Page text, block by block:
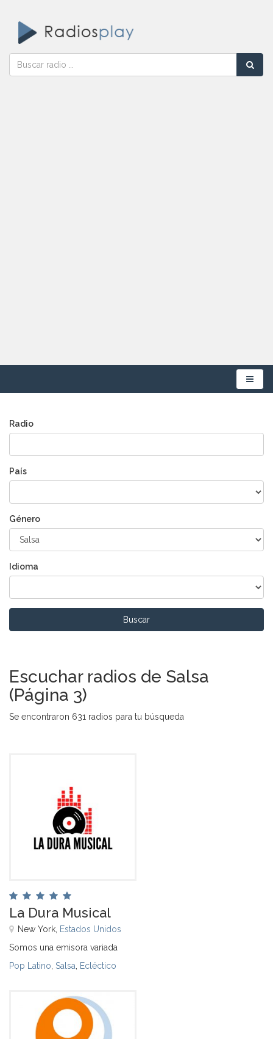
Menú
Radio
País
Género
Idioma
Buscar
Escuchar radios de Salsa
(Página 3)
Se encontraron 631 radios para tu búsqueda
La Dura Musical
New York, Estados Unidos
Somos una emisora variada
Pop Latino Salsa Ecléctico